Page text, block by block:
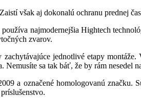
však aj dokonalú ochranu prednej
používa najmodernejšia Hightech
zvarov.
jednotlivé etapy
sa tak báť, že by rám nesedel
a označené homologovanú značku.